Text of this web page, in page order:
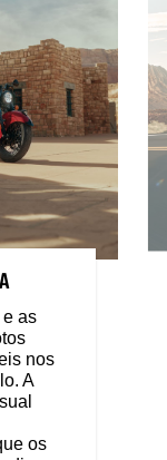
as
nos
A
os